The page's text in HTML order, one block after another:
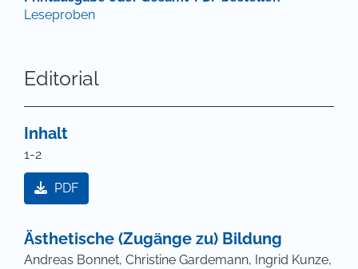
Zeitschriften-Onlineshop
Mail-Alerts|Newsletter
Leseproben
Editorial
Inhalt
1-2
PDF
Ästhetische (Zugänge zu) Bildung
Andreas Bonnet, Christine Gardemann, Ingrid Kunze,